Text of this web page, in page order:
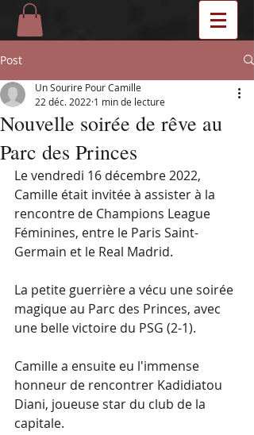
Post
Nouvelle soirée de rêve au
Parc des Princes
Un Sourire Pour Camille
22 déc. 2022 1 min de lecture
Le vendredi 16 décembre 2022,
Camille était invitée à assister à la
rencontre de Champions League
Féminines, entre le Paris Saint-
Germain et le Real Madrid.
La petite guerrière a vécu une soirée
magique au Parc des Princes, avec
une belle victoire du PSG (2-1).
Camille a ensuite eu l'immense
honneur de rencontrer Kadidiatou
Diani, joueuse star du club de la
capitale.